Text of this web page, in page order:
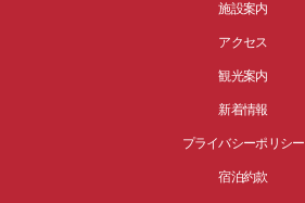
施設案内
アクセス
観光案内
新着情報
プライバシーポリシー
宿泊約款